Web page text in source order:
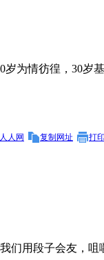
岁为情彷徨，30
人人网 复制网址 打印
们用段子会友，